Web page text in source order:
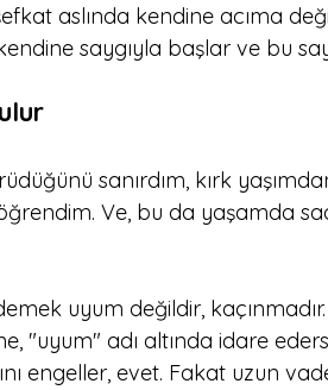
aslında kendine acıma
saygıyla başlar ve bu
sanırdım, kırk
Ve, bu da yaşamda
uyum değildir,
"uyum" adı altında idare
engeller, evet. Fakat uzun